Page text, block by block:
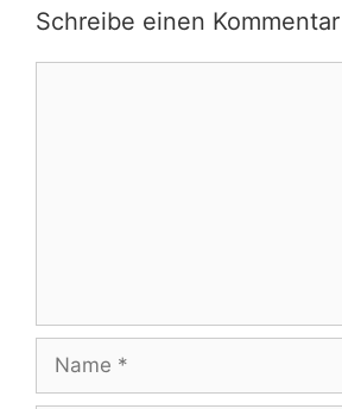
Schreibe einen Kommentar
Name